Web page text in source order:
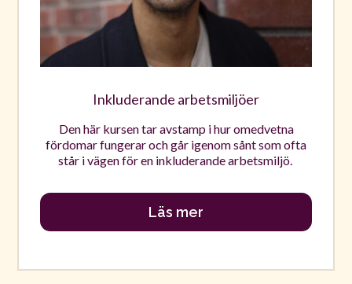
Inkluderande arbetsmiljöer
Den här kursen tar avstamp i hur omedvetna
fördomar fungerar och går igenom sånt som ofta
står i vägen för en inkluderande arbetsmiljö.
Läs mer